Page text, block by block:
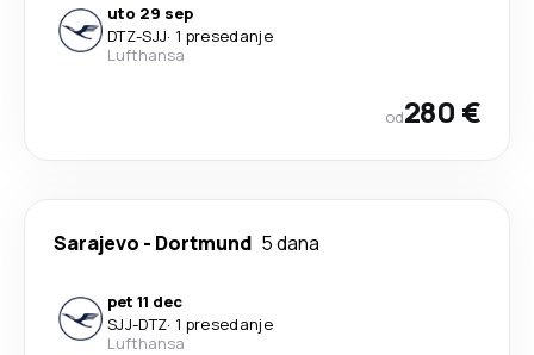
uto 29 sep
DTZ-SJJ· 1 presedanje
Lufthansa
od280 €
Sarajevo - Dortmund 5 dana
pet 11 dec
SJJ-DTZ· 1 presedanje
Lufthansa